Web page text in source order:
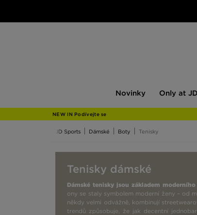
Novinky
JD
Only at JD
NEW IN Podívejte se
JD Sports Dámské Boty Tenisky
Tenisky dámské
Dámské tenisky jsou základem
ony se staly symbolem moderní ženy – od
někdy velmi odvážně, kombinují
trendů způsobuje, že jak decentní